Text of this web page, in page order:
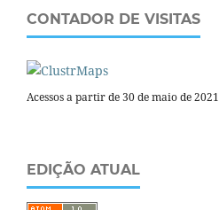
CONTADOR DE VISITAS
Acessos a partir de 30 de maio de 2021
EDIÇÃO ATUAL